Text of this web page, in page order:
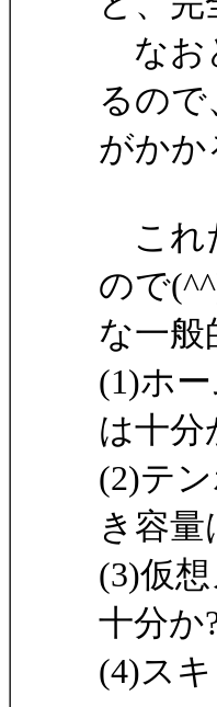
なお
るので
がかか
これ
ので
な一般
(1)ホ
は十分
(2)テ
き容量
(3)仮
十分か
(4)ス